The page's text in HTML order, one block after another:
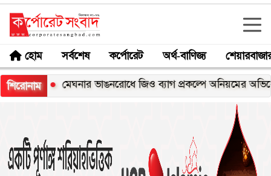
হোম সর্বশেষ কর্পোরেট অর্থ-বাণিজ্য
শিরোনামমেঘনার ভাঙনরোধে জিও ব্যাগ প্রকল্পে অনিয়মের অভিযোগ,